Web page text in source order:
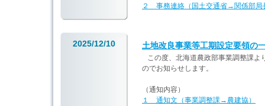
２ 事務連絡（国土交通省→関係部局
2025/12/10 土地改良事業等工期設定要領の
この度、北海道農政部事業調整課よ
のでお知らせします。
（通知内容）
１ 通知文（事業調整課→農建協）